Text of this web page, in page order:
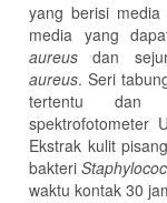
yang berisi media
media yang
aureus dan
aureus. Seri
tertentu dan
spektrofotometer
Ekstrak kulit
bakteri
waktu kontak 30